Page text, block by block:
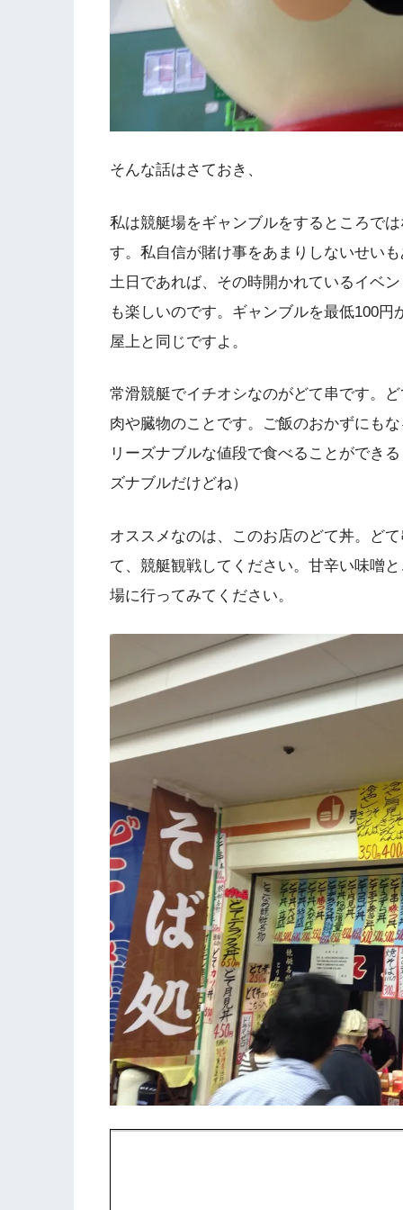
そんな話はさておき、
私は競艇場をギャンブルをするところで
す。私自信が賭け事をあまりしないせい
土日であれば、その時開かれているイベ
も楽しいのです。ギャンブルを最低100
屋上と同じですよ。
常滑競艇でイチオシなのがどて串です。
肉や臓物のことです。ご飯のおかずにも
リーズナブルな値段で食べることができ
ズナブルだけどね）
オススメなのは、このお店のどて丼。ど
て、競艇観戦してください。甘辛い味噌
場に行ってみてください。